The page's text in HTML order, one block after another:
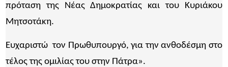
πρόταση της Νέας Δημοκρατίας και του Κυριάκου
Μητσοτάκη.
Ευχαριστώ τον Πρωθυπουργό, για την ανθοδέσμη στο
τέλος της ομιλίας του στην Πάτρα».